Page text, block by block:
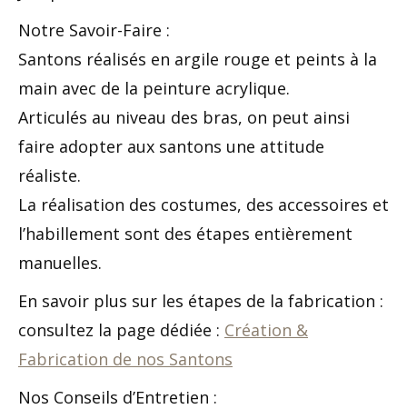
Notre Savoir-Faire :
Santons réalisés en argile rouge et peints à la
main avec de la peinture acrylique.
Articulés au niveau des bras, on peut ainsi
faire adopter aux santons une attitude
réaliste.
La réalisation des costumes, des accessoires et
l’habillement sont des étapes entièrement
manuelles.
En savoir plus sur les étapes de la fabrication :
consultez la page dédiée : Création &
Fabrication de nos Santons
Nos Conseils d’Entretien :